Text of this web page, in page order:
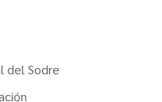
del Sodre